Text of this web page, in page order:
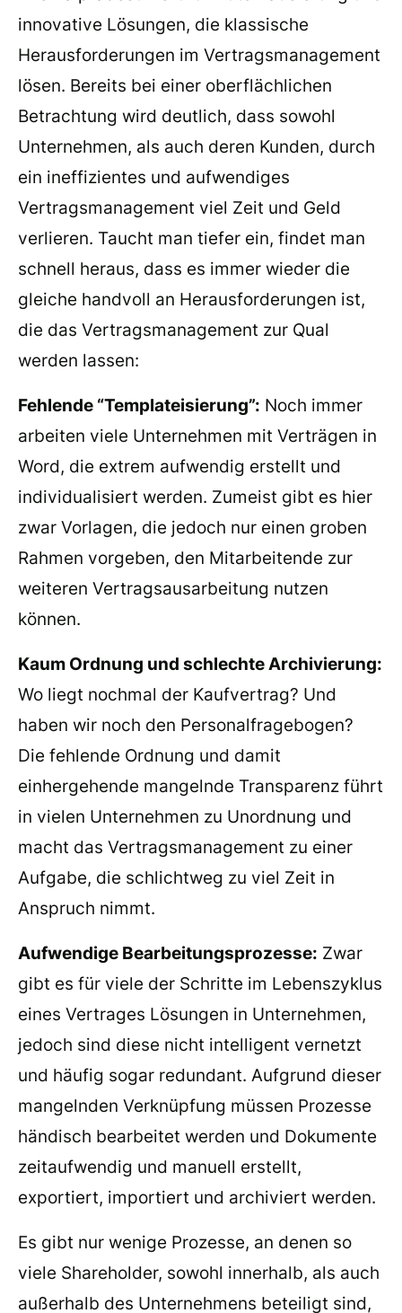
innovative Lösungen, die klassische
Herausforderungen im Vertragsmanagement
lösen. Bereits bei einer oberflächlichen
Betrachtung wird deutlich, dass sowohl
Unternehmen, als auch deren Kunden, durch
ein ineffizientes und aufwendiges
Vertragsmanagement viel Zeit und Geld
verlieren. Taucht man tiefer ein, findet man
schnell heraus, dass es immer wieder die
gleiche handvoll an Herausforderungen ist,
die das Vertragsmanagement zur Qual
werden lassen:
Fehlende “Templateisierung”: Noch immer
arbeiten viele Unternehmen mit Verträgen in
Word, die extrem aufwendig erstellt und
individualisiert werden. Zumeist gibt es hier
zwar Vorlagen, die jedoch nur einen groben
Rahmen vorgeben, den Mitarbeitende zur
weiteren Vertragsausarbeitung nutzen
können.
Kaum Ordnung und schlechte Archivierung:
Wo liegt nochmal der Kaufvertrag? Und
haben wir noch den Personalfragebogen?
Die fehlende Ordnung und damit
einhergehende mangelnde Transparenz führt
in vielen Unternehmen zu Unordnung und
macht das Vertragsmanagement zu einer
Aufgabe, die schlichtweg zu viel Zeit in
Anspruch nimmt.
Aufwendige Bearbeitungsprozesse: Zwar
gibt es für viele der Schritte im Lebenszyklus
eines Vertrages Lösungen in Unternehmen,
jedoch sind diese nicht intelligent vernetzt
und häufig sogar redundant. Aufgrund dieser
mangelnden Verknüpfung müssen Prozesse
händisch bearbeitet werden und Dokumente
zeitaufwendig und manuell erstellt,
exportiert, importiert und archiviert werden.
Es gibt nur wenige Prozesse, an denen so
viele Shareholder, sowohl innerhalb, als auch
außerhalb des Unternehmens beteiligt sind,